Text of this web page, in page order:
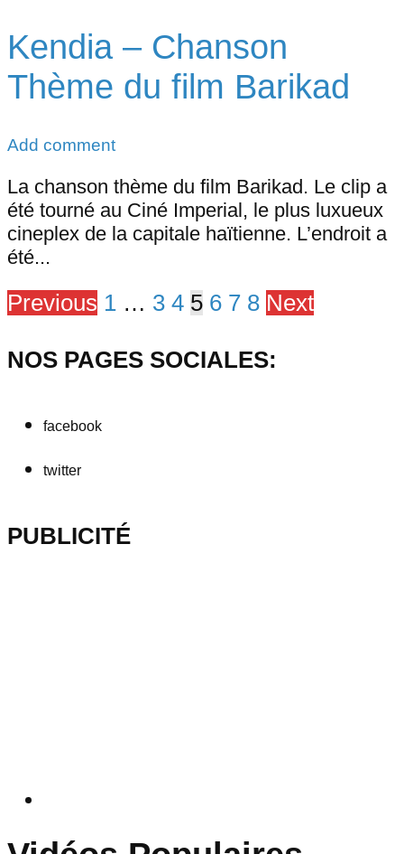
Kendia – Chanson
Thème du film Barikad
Add comment
La chanson thème du film Barikad. Le clip a
été tourné au Ciné Imperial, le plus luxueux
cineplex de la capitale haïtienne. L’endroit a
été...
Previous 1 … 3 4 5 6 7 8 Next
NOS PAGES SOCIALES:
facebook
twitter
PUBLICITÉ